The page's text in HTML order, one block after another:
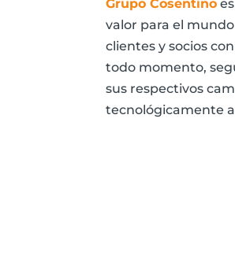
Grupo Cosentino
valor para el
clientes y socios
todo momento,
sus respectivos
tecnológicamente